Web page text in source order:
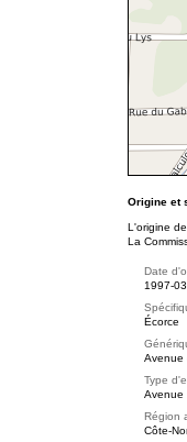
Origine et
L'origine
La
Date
1997-
Écorce
Avenue
Type
Avenue
Région
Côte-